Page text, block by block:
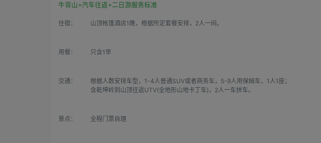
牛背山+汽车往返+二日游服务标准
住宿： 山顶帐篷酒店1晚，根据所定套餐安排，2人一间。
用餐： 只含1早
交通：
根据人数安排车型，1-4人普通SUV或者商务车，5-9人用保姆车，1人1座；
含乾坤岭到山顶往返UTV(全地形山地卡丁车)，2人一车拼车。
景点： 全程门票自理